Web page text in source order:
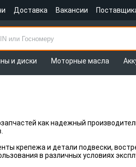
Доставка Вакансии
и диски Моторные масла
как надежный
крепежа и детали подвески,
в различных условиях